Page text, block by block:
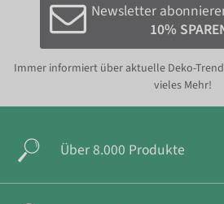
Newsletter
10%
Immer informiert über aktuelle Deko-
vieles Mehr!
Über 8.000 Produkte